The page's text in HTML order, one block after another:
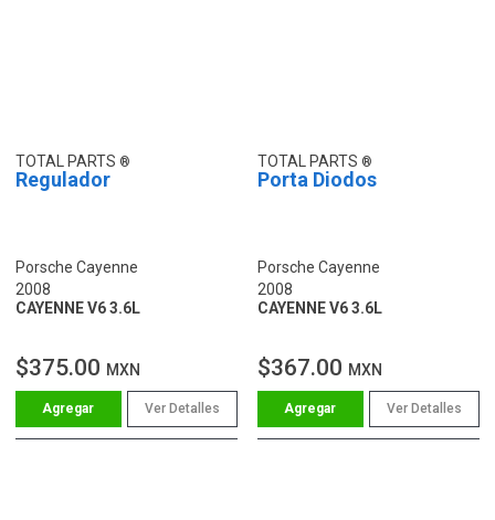
TOTAL PARTS
Regulador
Porsche Cayenne
2008
CAYENNE V6 3.6L
$375.00 MXN
Ver Detalles
TOTAL PARTS
Porta Diodos
Porsche Cayenne
2008
CAYENNE V6 3.6L
$367.00 MXN
Ver Detalles